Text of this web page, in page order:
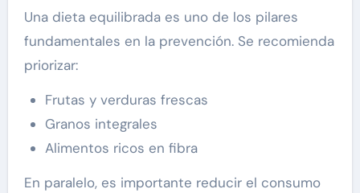
Una dieta equilibrada es uno de los pilares
fundamentales en la prevención. Se recomienda
priorizar:
Frutas y verduras frescas
Granos integrales
Alimentos ricos en fibra
En paralelo, es importante reducir el consumo